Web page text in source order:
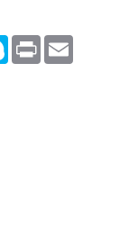
PrintEmail